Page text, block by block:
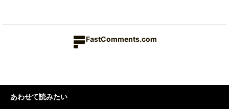
FastComments.com
あわせて読みたい